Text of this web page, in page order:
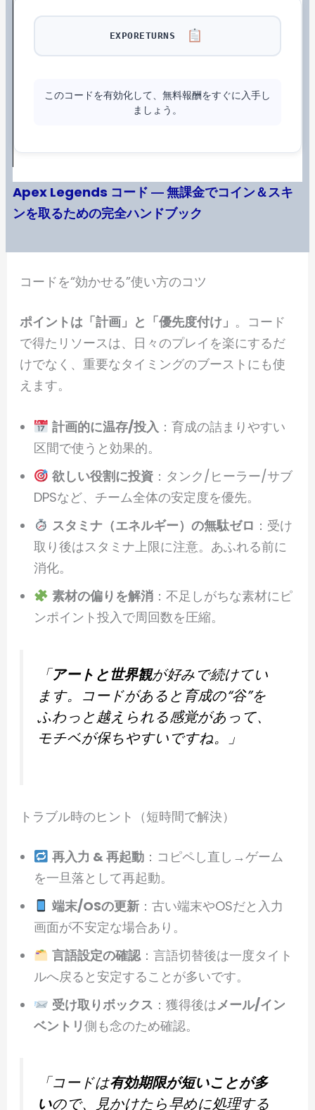
EXPORETURNS
このコードを有効化して、無料報酬をすぐに入手し
ましょう。
Apex Legends コード ― 無課金でコイン＆スキ
ンを取るための完全ハンドブック
コードを“効かせる”使い方のコツ
ポイントは「計画」と「優先度付け」 。コード
で得たリソースは、日々のプレイを楽にするだ
けでなく、重要なタイミングのブーストにも使
えます。
計画的に温存/投入：育成の詰まりやすい
区間で使うと効果的。
欲しい役割に投資：タンク/ヒーラー/サブ
DPSなど、チーム全体の安定度を優先。
スタミナ（エネルギー）の無駄ゼロ ：受け
取り後はスタミナ上限に注意。あふれる前に
消化。
素材の偏りを解消：不足しがちな素材にピ
ンポイント投入で周回数を圧縮。
「アートと世界観が好みで続けてい
ます。コードがあると育成の“谷”を
ふわっと越えられる感覚があって、
モチベが保ちやすいですね。」
トラブル時のヒント（短時間で解決）
再入力 & 再起動：コピペし直し→ゲーム
を一旦落として再起動。
端末/OSの更新：古い端末やOSだと入力
画面が不安定な場合あり。
言語設定の確認：言語切替後は一度タイト
ルへ戻ると安定することが多いです。
受け取りボックス ：獲得後はメール/イン
ベントリ側も念のため確認。
「コードは有効期限が短いことが多
いので、見かけたら早めに処理する